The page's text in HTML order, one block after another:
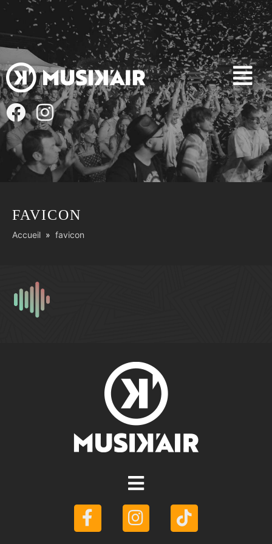
FAVICON
Accueil favicon